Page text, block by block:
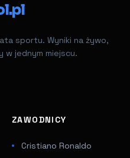
sportu. Wyniki na żywo,
w jednym miejscu.
ZAWODNICY
Cristiano Ronaldo